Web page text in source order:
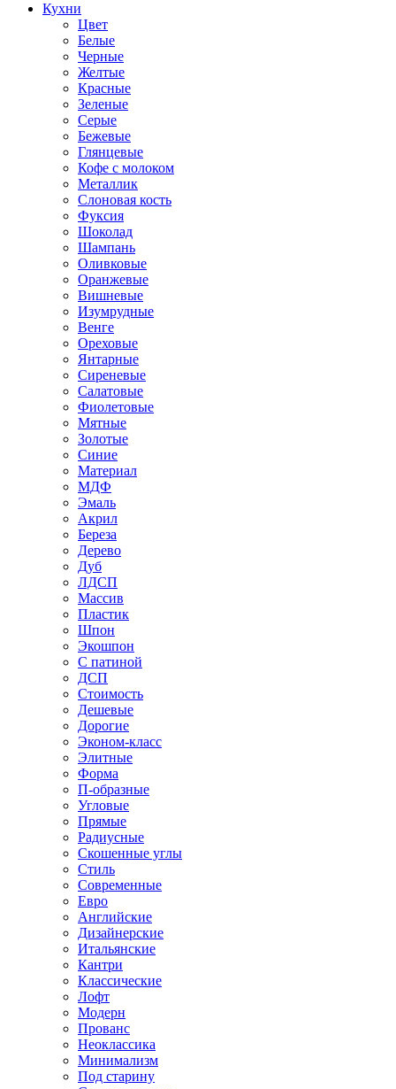
Кухни
Цвет
Белые
Черные
Желтые
Красные
Зеленые
Серые
Бежевые
Глянцевые
Кофе с молоком
Металлик
Слоновая кость
Фуксия
Шоколад
Шампань
Оливковые
Оранжевые
Вишневые
Изумрудные
Венге
Ореховые
Янтарные
Сиреневые
Салатовые
Фиолетовые
Мятные
Золотые
Синие
Материал
МДФ
Эмаль
Акрил
Береза
Дерево
Дуб
ЛДСП
Массив
Пластик
Шпон
Экошпон
С патиной
ДСП
Стоимость
Дешевые
Дорогие
Эконом-класс
Элитные
Форма
П-образные
Угловые
Прямые
Радиусные
Скошенные углы
Стиль
Современные
Евро
Английские
Дизайнерские
Итальянские
Кантри
Классические
Лофт
Модерн
Прованс
Неоклассика
Минимализм
Под старину